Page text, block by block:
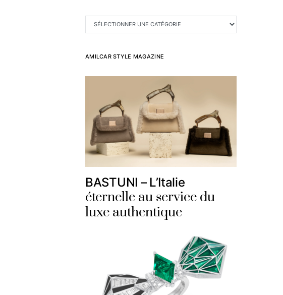
CATÉGORIES
AMILCAR STYLE MAGAZINE
BASTUNI – L’Italie
éternelle au service du
luxe authentique